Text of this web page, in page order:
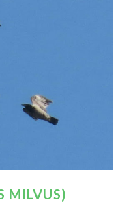
MILVUS)